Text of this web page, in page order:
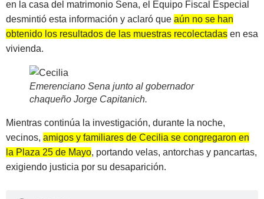
en la casa del matrimonio Sena, el Equipo Fiscal Especial
desmintió esta información y aclaró que aún no se han
obtenido los resultados de las muestras recolectadas en esa
vivienda.
Emerenciano Sena junto al gobernador
chaqueño Jorge Capitanich.
Mientras continúa la investigación, durante la noche,
vecinos, amigos y familiares de Cecilia se congregaron en
la Plaza 25 de Mayo, portando velas, antorchas y pancartas,
exigiendo justicia por su desaparición.